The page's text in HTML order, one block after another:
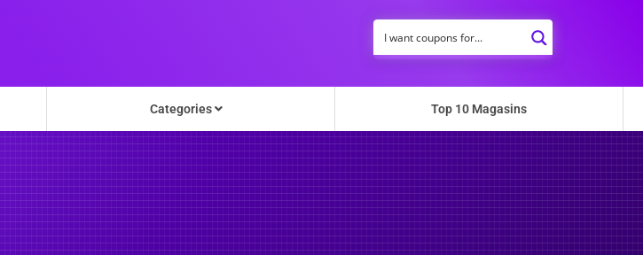
Categories Top 10 Magasins